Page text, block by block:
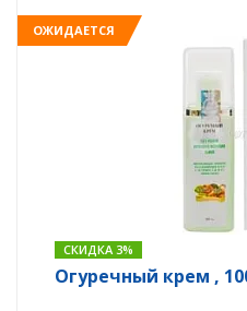
ОЖИДАЕТСЯ
СКИДКА 3%
Огуречный крем ,